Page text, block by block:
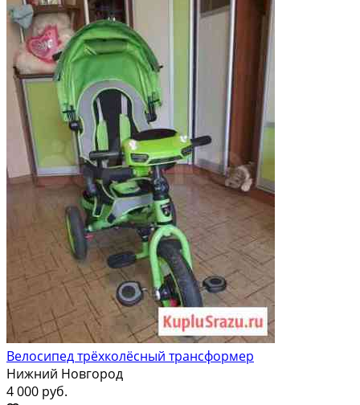
Велосипед трёхколёсный трансформер
Нижний Новгород
4 000 руб.